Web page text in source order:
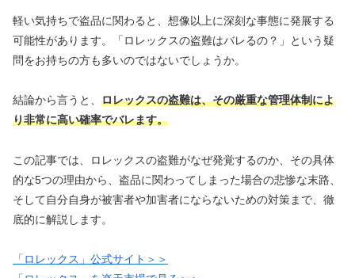
軽い気持ちで盗品に関わると、想像以上に深刻な事態に発展する
可能性があります。「ロレックスの盗難はバレるの？」という疑
問をお持ちの方も多いのではないでしょうか。
結論から言うと、 ロレックスの盗難は、その厳重な管理体制によ
り非常に高い確率でバレます。
この記事では、ロレックスの盗難がなぜ発覚するのか、その具体
的な5つの理由から、盗品に関わってしまった場合の悲惨な末路、
そして自分自身が被害者や加害者にならないための対策まで、徹
底的に解説します。
「ロレックス」公式サイト＞＞